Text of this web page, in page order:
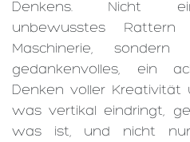
Denkens. Nicht
unbewusstes Rattern
Maschinerie,
gedankenvolles, ein
Denken voller Kreativität
was vertikal eindringt,
was ist, und nicht